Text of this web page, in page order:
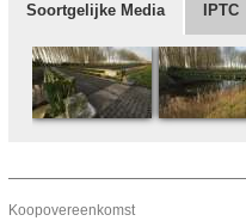
Soortgelijke Media IPTC
Koopovereenkomst